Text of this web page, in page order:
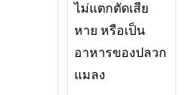
ไม่แตกตัดเสีย
หาย หรือเป็น
อาหารของปลวก
แมลง